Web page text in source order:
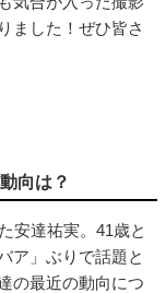
ました！ぜひ皆さ
向は？
安達祐実。41歳と
ア」ぶりで話題と
の最近の動向につ